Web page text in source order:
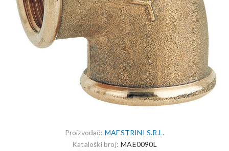
Proizvođač: MAESTRINI S.R.L.
Kataloški broj: MAE0090L